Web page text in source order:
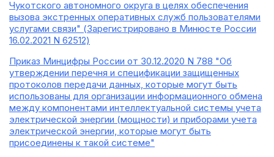
Чукотского автономного округа в целях обеспечения
вызова экстренных оперативных служб пользователями
услугами связи" (Зарегистрировано в Минюсте России
16.02.2021 N 62512)
Приказ Минцифры России от 30.12.2020 N 788 "Об
утверждении перечня и спецификации защищенных
протоколов передачи данных, которые могут быть
использованы для организации информационного обмена
между компонентами интеллектуальной системы учета
электрической энергии (мощности) и приборами учета
электрической энергии, которые могут быть
присоединены к такой системе"